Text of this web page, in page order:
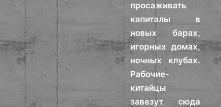
просаживать
капиталы в
новых барах,
игорных домах,
ночных клубах.
Рабочие-
китайцы
завезут сюда